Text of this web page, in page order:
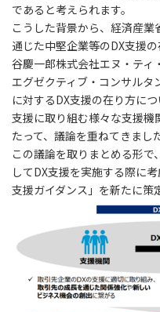
であると考えられます。
こうした背景から、経済産
通じた中堅企業等のDX支援
谷慶一郎株式会社エヌ・ティ
エグゼクティブ・コンサルタ
に対するDX支援の在り方に
支援に取り組む様々な支援
たって、議論を重ねてきまし
この議論を取りまとめる形
してDX支援を実施する際に
支援ガイダンス」を新たに策